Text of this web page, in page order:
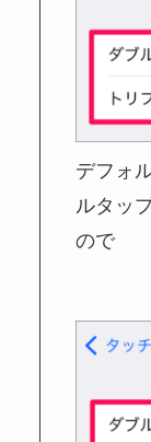
デフォ
ルタッ
ので